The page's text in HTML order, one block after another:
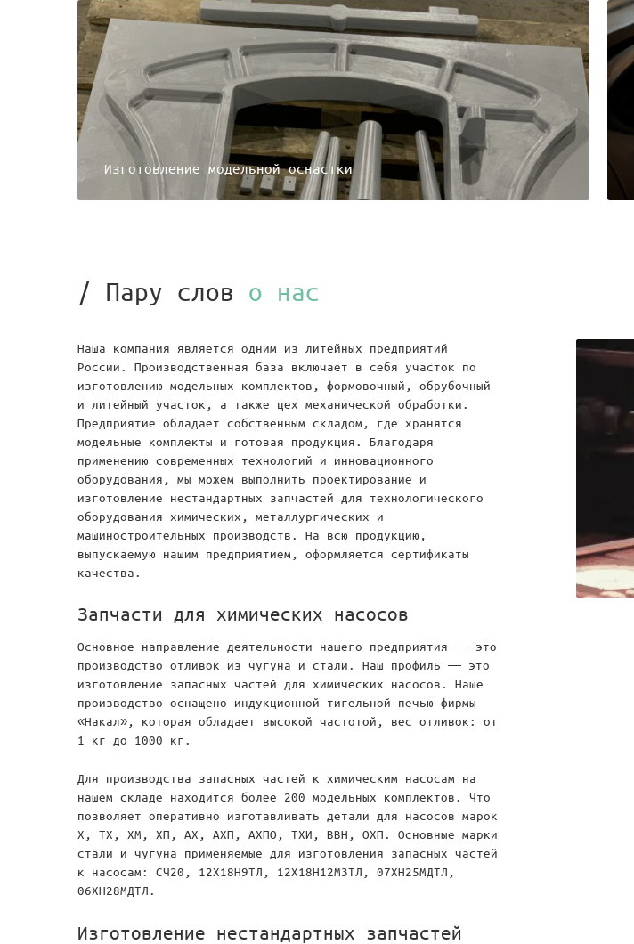
Изготовление модельной оснастки
/ Пару слов о нас
Наша компания является одним из литейных предприятий
России. Производственная база включает в себя участок по
изготовлению модельных комплектов, формовочный, обрубочный
и литейный участок, а также цех механической обработки.
Предприятие обладает собственным складом, где хранятся
модельные комплекты и готовая продукция. Благодаря
применению современных технологий и инновационного
оборудования, мы можем выполнить проектирование и
изготовление нестандартных запчастей для технологического
оборудования химических, металлургических и
машиностроительных производств. На всю продукцию,
выпускаемую нашим предприятием, оформляется сертификаты
качества.
Запчасти для химических насосов
Основное направление деятельности нашего предприятия — это
производство отливок из чугуна и стали. Наш профиль — это
изготовление запасных частей для химических насосов. Наше
производство оснащено индукционной тигельной печью фирмы
«Накал», которая обладает высокой частотой, вес отливок: от
1 кг до 1000 кг.
Для производства запасных частей к химическим насосам на
нашем складе находится более 200 модельных комплектов. Что
позволяет оперативно изготавливать детали для насосов марок
Х, ТХ, ХМ, ХП, АХ, АХП, АХПО, ТХИ, ВВН, ОХП. Основные марки
стали и чугуна применяемые для изготовления запасных частей
к насосам: СЧ20, 12Х18Н9ТЛ, 12Х18Н12М3ТЛ, 07ХН25МДТЛ,
06ХН28МДТЛ.
Изготовление нестандартных запчастей